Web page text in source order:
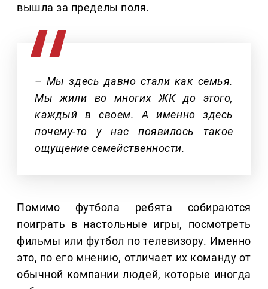
вышла за пределы поля.
– Мы здесь давно стали как семья.
Мы жили во многих ЖК до этого,
каждый в своем. А именно здесь
почему-то у нас появилось такое
ощущение семейственности.
Помимо футбола ребята собираются
поиграть в настольные игры, посмотреть
фильмы или футбол по телевизору. Именно
это, по его мнению, отличает их команду от
обычной компании людей, которые иногда